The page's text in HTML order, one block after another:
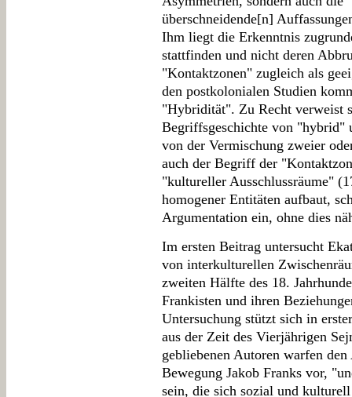
überschneidende[n]
Ihm liegt die Erkenntnis
stattfinden und nicht deren
"Kontaktzonen" zugleich als
den postkolonialen Studien
"Hybridität". Zu Recht verweist
Begriffsgeschichte von "hybrid"
von der Vermischung zweier
auch der Begriff der
"kultureller Ausschlussräume"
homogener Entitäten aufbaut,
Argumentation ein, ohne dies
Im ersten Beitrag untersucht
von interkulturellen
zweiten Hälfte des 18.
Frankisten und ihren
Untersuchung stützt sich in
aus der Zeit des Vierjährigen
gebliebenen Autoren warfen
Bewegung Jakob Franks vor,
sein, die sich sozial und